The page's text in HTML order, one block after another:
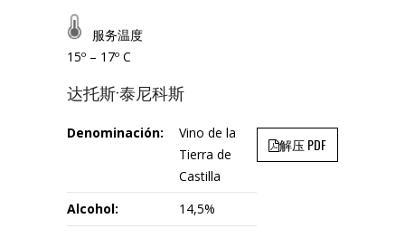
服务温度
15º – 17º C
达托斯·泰尼科斯
解压 PDF
Denominación:
Vino de la
Tierra de
Castilla
Alcohol:
14,5%